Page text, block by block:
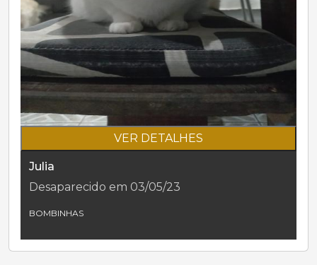
VER DETALHES
Julia
Desaparecido em 03/05/23
BOMBINHAS